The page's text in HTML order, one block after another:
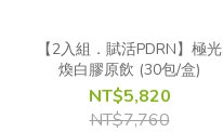
【2入組．賦活PDRN】極光
煥白膠原飲 (30包/盒)
NT$5,820
NT$7,760